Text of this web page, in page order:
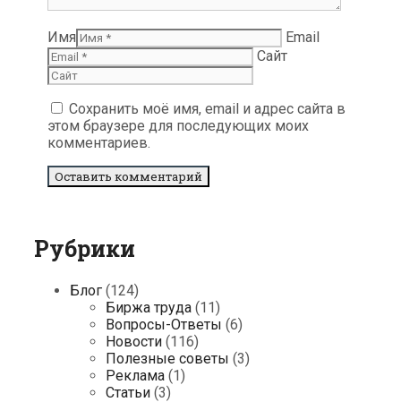
Имя
Email
Сайт
Сохранить моё имя, email и адрес сайта в
этом браузере для последующих моих
комментариев.
Рубрики
Блог (124)
Биржа труда (11)
Вопросы-Ответы (6)
Новости (116)
Полезные советы (3)
Реклама (1)
Статьи (3)